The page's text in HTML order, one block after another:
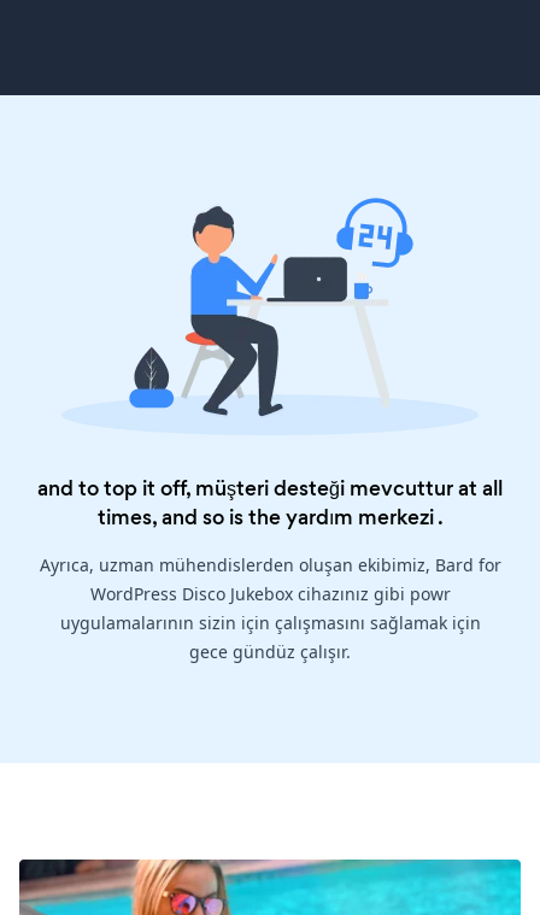
and to top it off, müşteri desteği mevcuttur at all
times, and so is theyardım merkezi.
Ayrıca, uzman mühendislerden oluşan ekibimiz, Bard for
WordPress Disco Jukebox cihazınız gibi powr
uygulamalarının sizin için çalışmasını sağlamak için
gece gündüz çalışır.